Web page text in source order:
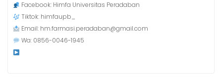
Facebook: Himfa Universitas Peradaban
Tiktok: himfaupb_
Email: hm.farmasi.peradaban@gmail.com
Wa: 0856-0046-1945